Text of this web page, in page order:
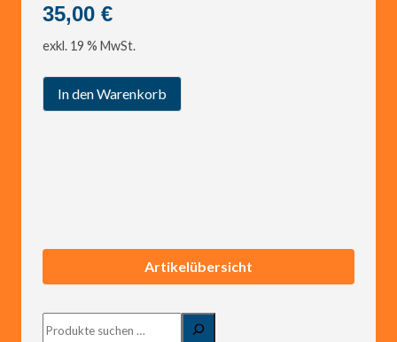
35,00 €
exkl. 19 % MwSt.
In den Warenkorb
Artikelübersicht
Suchen